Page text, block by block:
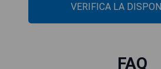
VERIFICA LA
FAQ